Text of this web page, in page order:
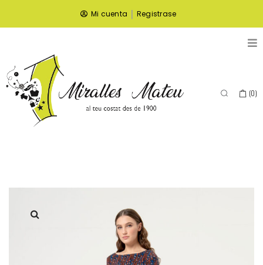
Mi cuenta | Registrase
(0)